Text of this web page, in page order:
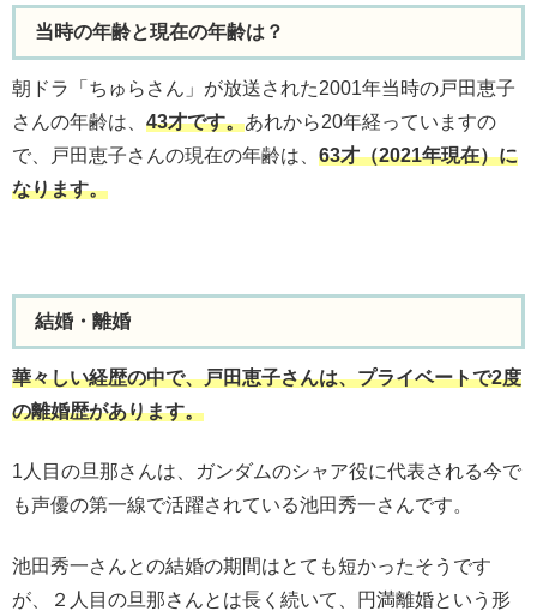
当時の年齢と現在の年齢は？
朝ドラ「ちゅらさん」が放送された2001年当時の戸田恵子
さんの年齢は、 43才です。あれから20年経っていますの
で、戸田恵子さんの現在の年齢は、 63才（2021年現在）に
なります。
結婚・離婚
華々しい経歴の中で、戸田恵子さんは、プライベートで2度
の離婚歴があります。
1人目の旦那さんは、ガンダムのシャア役に代表される今で
も声優の第一線で活躍されている池田秀一さんです。
池田秀一さんとの結婚の期間はとても短かったそうです
が、２人目の旦那さんとは長く続いて、円満離婚という形